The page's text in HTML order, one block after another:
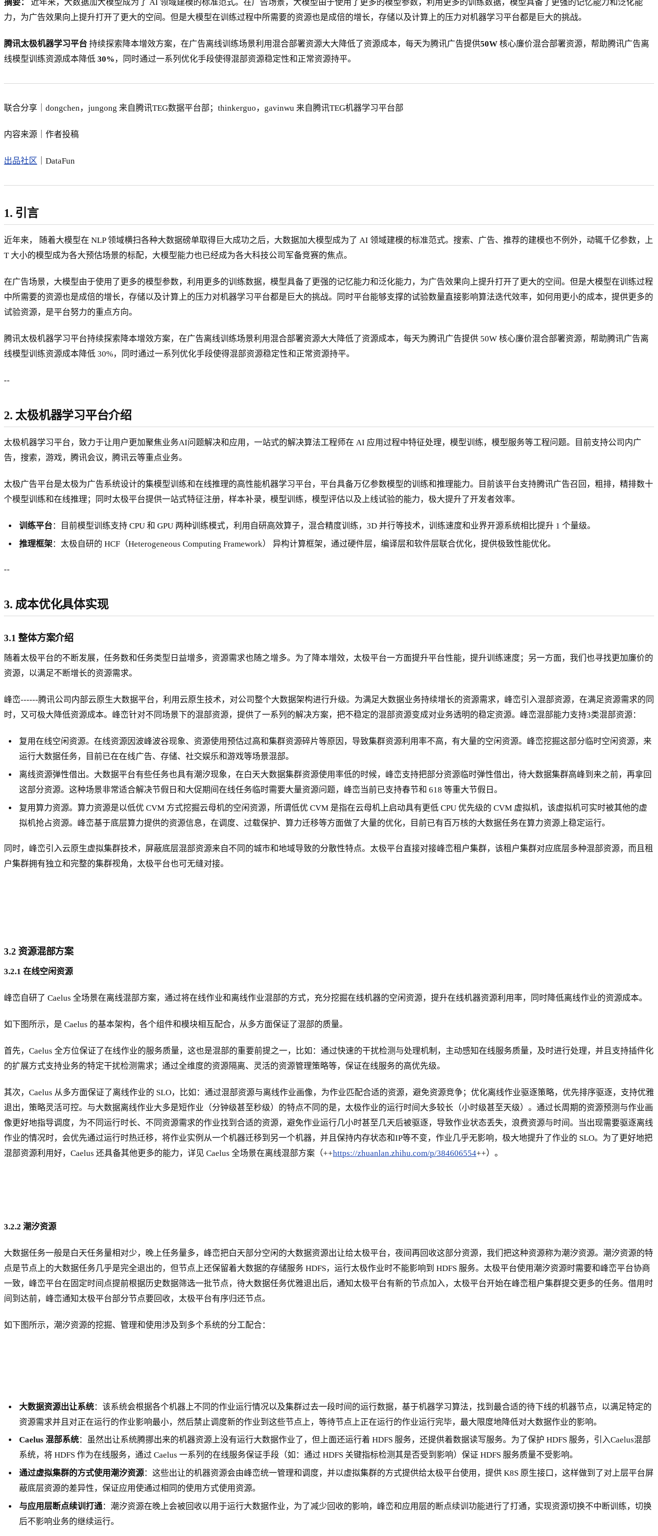
摘要：
近年来，大数据加大模型成为了 AI 领域建模的标准范式。在广告场景，大模型由于使用了更多的模型参数，利用更多的训练数据，模型具备了更强的记忆能力和泛化能
力，为广告效果向上提升打开了更大的空间。但是大模型在训练过程中所需要的资源也是成倍的增长，存储以及计算上的压力对机器学习平台都是巨大的挑战。
腾讯太极机器学习平台 持续探索降本增效方案，在广告离线训练场景利用混合部署资源大大降低了资源成本，每天为腾讯广告提供50W 核心廉价混合部署资源，帮助腾讯广告离
线模型训练资源成本降低 30% ，同时通过一系列优化手段使得混部资源稳定性和正常资源持平。
联合分享｜dongchen，jungong 来自腾讯TEG数据平台部；thinkerguo，gavinwu 来自腾讯TEG机器学习平台部
内容来源｜作者投稿
出品社区 ｜DataFun
1. 引言
近年来， 随着大模型在 NLP 领域横扫各种大数据磅单取得巨大成功之后，大数据加大模型成为了 AI 领域建模的标准范式。搜索、广告、推荐的建模也不例外，动辄千亿参数，上
T 大小的模型成为各大预估场景的标配，大模型能力也已经成为各大科技公司军备竞赛的焦点。
在广告场景，大模型由于使用了更多的模型参数，利用更多的训练数据，模型具备了更强的记忆能力和泛化能力，为广告效果向上提升打开了更大的空间。但是大模型在训练过程
中所需要的资源也是成倍的增长，存储以及计算上的压力对机器学习平台都是巨大的挑战。同时平台能够支撑的试验数量直接影响算法迭代效率，如何用更小的成本，提供更多的
试验资源，是平台努力的重点方向。
腾讯太极机器学习平台持续探索降本增效方案，在广告离线训练场景利用混合部署资源大大降低了资源成本，每天为腾讯广告提供 50W 核心廉价混合部署资源，帮助腾讯广告离
线模型训练资源成本降低 30%，同时通过一系列优化手段使得混部资源稳定性和正常资源持平。
--
2. 太极机器学习平台介绍
太极机器学习平台，致力于让用户更加聚焦业务AI问题解决和应用，一站式的解决算法工程师在 AI 应用过程中特征处理，模型训练，模型服务等工程问题。目前支持公司内广
告，搜索，游戏，腾讯会议，腾讯云等重点业务。
太极广告平台是太极为广告系统设计的集模型训练和在线推理的高性能机器学习平台，平台具备万亿参数模型的训练和推理能力。目前该平台支持腾讯广告召回，粗排，精排数十
个模型训练和在线推理；同时太极平台提供一站式特征注册，样本补录，模型训练，模型评估以及上线试验的能力，极大提升了开发者效率。
训练平台：目前模型训练支持 CPU 和 GPU 两种训练模式，利用自研高效算子，混合精度训练，3D 并行等技术，训练速度和业界开源系统相比提升 1 个量级。
推理框架：太极自研的 HCF（Heterogeneous Computing Framework） 异构计算框架，通过硬件层，编译层和软件层联合优化，提供极致性能优化。
--
3. 成本优化具体实现
3.1 整体方案介绍
随着太极平台的不断发展，任务数和任务类型日益增多，资源需求也随之增多。为了降本增效，太极平台一方面提升平台性能，提升训练速度；另一方面，我们也寻找更加廉价的
资源，以满足不断增长的资源需求。
峰峦------腾讯公司内部云原生大数据平台，利用云原生技术，对公司整个大数据架构进行升级。为满足大数据业务持续增长的资源需求，峰峦引入混部资源，在满足资源需求的同
时，又可极大降低资源成本。峰峦针对不同场景下的混部资源，提供了一系列的解决方案，把不稳定的混部资源变成对业务透明的稳定资源。峰峦混部能力支持3类混部资源：
复用在线空闲资源。在线资源因波峰波谷现象、资源使用预估过高和集群资源碎片等原因，导致集群资源利用率不高，有大量的空闲资源。峰峦挖掘这部分临时空闲资源，来
运行大数据任务，目前已在在线广告、存储、社交娱乐和游戏等场景混部。
离线资源弹性借出。大数据平台有些任务也具有潮汐现象，在白天大数据集群资源使用率低的时候，峰峦支持把部分资源临时弹性借出，待大数据集群高峰到来之前，再拿回
这部分资源。这种场景非常适合解决节假日和大促期间在线任务临时需要大量资源问题，峰峦当前已支持春节和 618 等重大节假日。
复用算力资源。算力资源是以低优 CVM 方式挖掘云母机的空闲资源，所谓低优 CVM 是指在云母机上启动具有更低 CPU 优先级的 CVM 虚拟机，该虚拟机可实时被其他的虚
拟机抢占资源。峰峦基于底层算力提供的资源信息，在调度、过载保护、算力迁移等方面做了大量的优化，目前已有百万核的大数据任务在算力资源上稳定运行。
同时，峰峦引入云原生虚拟集群技术，屏蔽底层混部资源来自不同的城市和地域导致的分散性特点。太极平台直接对接峰峦租户集群，该租户集群对应底层多种混部资源，而且租
户集群拥有独立和完整的集群视角，太极平台也可无缝对接。
3.2 资源混部方案
3.2.1 在线空闲资源
峰峦自研了 Caelus 全场景在离线混部方案，通过将在线作业和离线作业混部的方式，充分挖掘在线机器的空闲资源，提升在线机器资源利用率，同时降低离线作业的资源成本。
如下图所示，是 Caelus 的基本架构，各个组件和模块相互配合，从多方面保证了混部的质量。
首先，Caelus 全方位保证了在线作业的服务质量，这也是混部的重要前提之一，比如：通过快速的干扰检测与处理机制，主动感知在线服务质量，及时进行处理，并且支持插件化
的扩展方式支持业务的特定干扰检测需求；通过全维度的资源隔离、灵活的资源管理策略等，保证在线服务的高优先级。
其次，Caelus 从多方面保证了离线作业的 SLO，比如：通过混部资源与离线作业画像，为作业匹配合适的资源，避免资源竞争；优化离线作业驱逐策略，优先排序驱逐，支持优雅
退出，策略灵活可控。与大数据离线作业大多是短作业（分钟级甚至秒级）的特点不同的是，太极作业的运行时间大多较长（小时级甚至天级）。通过长周期的资源预测与作业画
像更好地指导调度，为不同运行时长、不同资源需求的作业找到合适的资源，避免作业运行几小时甚至几天后被驱逐，导致作业状态丢失，浪费资源与时间。当出现需要驱逐离线
作业的情况时，会优先通过运行时热迁移，将作业实例从一个机器迁移到另一个机器，并且保持内存状态和IP等不变，作业几乎无影响，极大地提升了作业的 SLO。为了更好地把
混部资源利用好，Caelus 还具备其他更多的能力，详见 Caelus 全场景在离线混部方案（++https://zhuanlan.zhihu.com/p/384606554++）。
3.2.2 潮汐资源
大数据任务一般是白天任务量相对少，晚上任务量多，峰峦把白天部分空闲的大数据资源出让给太极平台，夜间再回收这部分资源，我们把这种资源称为潮汐资源。潮汐资源的特
点是节点上的大数据任务几乎是完全退出的，但节点上还保留着大数据的存储服务 HDFS，运行太极作业时不能影响到 HDFS 服务。太极平台使用潮汐资源时需要和峰峦平台协商
一致，峰峦平台在固定时间点提前根据历史数据筛选一批节点，待大数据任务优雅退出后，通知太极平台有新的节点加入，太极平台开始在峰峦租户集群提交更多的任务。借用时
间到达前，峰峦通知太极平台部分节点要回收，太极平台有序归还节点。
如下图所示，潮汐资源的挖掘、管理和使用涉及到多个系统的分工配合：
大数据资源出让系统：该系统会根据各个机器上不同的作业运行情况以及集群过去一段时间的运行数据，基于机器学习算法，找到最合适的待下线的机器节点，以满足特定的
资源需求并且对正在运行的作业影响最小，然后禁止调度新的作业到这些节点上，等待节点上正在运行的作业运行完毕，最大限度地降低对大数据作业的影响。
Caelus 混部系统：虽然出让系统腾挪出来的机器资源上没有运行大数据作业了，但上面还运行着 HDFS 服务，还提供着数据读写服务。为了保护 HDFS 服务，引入Caelus混部
系统，将 HDFS 作为在线服务，通过 Caelus 一系列的在线服务保证手段（如：通过 HDFS 关键指标检测其是否受到影响）保证 HDFS 服务质量不受影响。
通过虚拟集群的方式使用潮汐资源：这些出让的机器资源会由峰峦统一管理和调度，并以虚拟集群的方式提供给太极平台使用，提供 K8S 原生接口，这样做到了对上层平台屏
蔽底层资源的差异性，保证应用使通过相同的使用方式使用资源。
与应用层断点续训打通：潮汐资源在晚上会被回收以用于运行大数据作业，为了减少回收的影响，峰峦和应用层的断点续训功能进行了打通，实现资源切换不中断训练，切换
后不影响业务的继续运行。